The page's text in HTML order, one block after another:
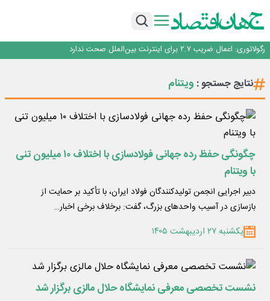
یک اشتباه کلاد، تمام اطلاعات کاربر را به باد داد
رگولاتوری: اعمال ضریب ۲.۷ برای اینترنت بین‌الملل صحت ندارد
با تقاضای برق ناپایدار هوش مصنوعی خودزنی می‌کند
یک اشتباه کلاد، تمام اطلاعات کاربر را به باد داد
نتایج جستجو : ویتنام
چگونگی حفظ رده جهانی فولادسازی با اختلاف ۱۰ میلیون تنی
با ویتنام
دبیر اجرایی انجمن تولیدکنندگان فولاد ایران، با تأکید بر حمایت از
بازسازی در آسیب‌ واحدهای بزرگ، گفت: برخلاف برخی اخبار…
یکشنبه ۲۷ اردیبهشت ۱۴۰۵
نشست تخصصی معرفی نمایشگاه حلال مالزی برگزار شد